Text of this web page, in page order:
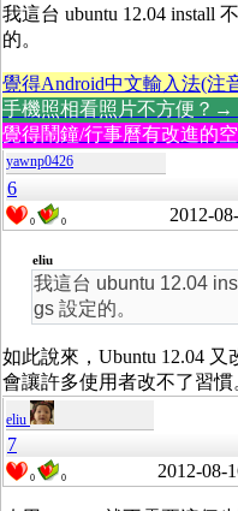
我這台 ubuntu 12.04 install
的。
覺得Android中文輸入法(注
手機照相看照片不方便？→
覺得鬧鐘/行事曆有改進的
yawnp0426
6
0 0 2012-
eliu
我這台 ubuntu 12.04
gs 設定的。
如此說來，Ubuntu 12.04 又
會讓許多使用者改不了習慣
eliu
7
0 0 2012-08-